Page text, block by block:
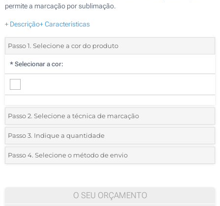
permite a marcação por sublimação.
+ Descrição+ Características
Passo 1. Selecione a cor do produto
* Selecionar a cor:
Passo 2. Selecione a técnica de marcação
*Selecione o tipo de marcação e as cores do logotipo:
Sublimação a cores (Em toda a superfície)
Passo 3. Indique a quantidade
*Quantidade mínima:5
Passo 4. Selecione o método de envio
O SEU ORÇAMENTO